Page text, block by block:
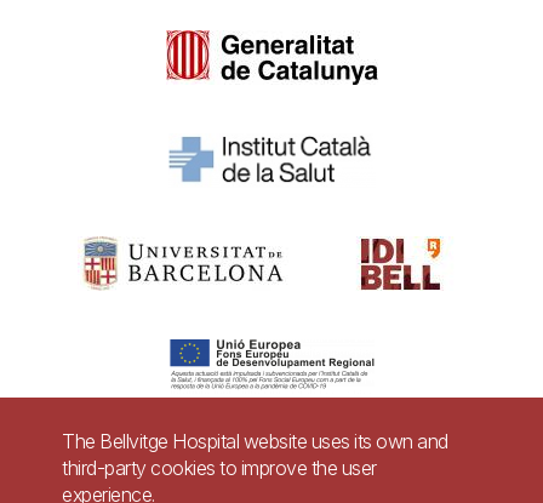
The Bellvitge Hospital website uses its own and
third-party cookies to improve the user
experience.